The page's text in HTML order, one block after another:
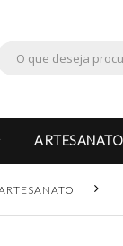
ARTESANATO